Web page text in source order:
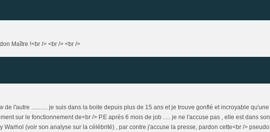
Maître !<br /> <br /> <br />
de l'autre ........... je suis dans la boite depuis plus de 15 ans et je trouve gonflé et incroyable qu'une
sur le fonctionnement de<br /> P.E après 6 mois de job ..... je ne l'accuse pas , elle est dans son
Warhol (voir son analyse sur la célébrité) , par contre j'accuse la presse, pardon cette<br /> pseudo